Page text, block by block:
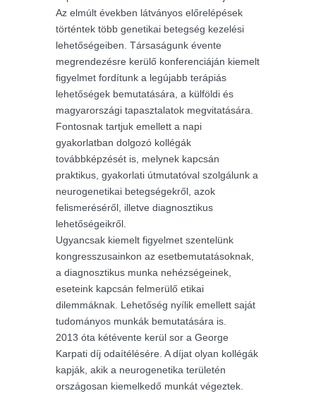
Az elmúlt években látványos előrelépések
történtek több genetikai betegség kezelési
lehetőségeiben. Társaságunk évente
megrendezésre kerülő konferenciáján kiemelt
figyelmet fordítunk a legújabb terápiás
lehetőségek bemutatására, a külföldi és
magyarországi tapasztalatok megvitatására.
Fontosnak tartjuk emellett a napi
gyakorlatban dolgozó kollégák
továbbképzését is, melynek kapcsán
praktikus, gyakorlati útmutatóval szolgálunk a
neurogenetikai betegségekről, azok
felismeréséről, illetve diagnosztikus
lehetőségeikről.
Ugyancsak kiemelt figyelmet szentelünk
kongresszusainkon az esetbemutatásoknak,
a diagnosztikus munka nehézségeinek,
eseteink kapcsán felmerülő etikai
dilemmáknak. Lehetőség nyílik emellett saját
tudományos munkák bemutatására is.
2013 óta kétévente kerül sor a George
Karpati díj odaítélésére. A díjat olyan kollégák
kapják, akik a neurogenetika területén
országosan kiemelkedő munkát végeztek.